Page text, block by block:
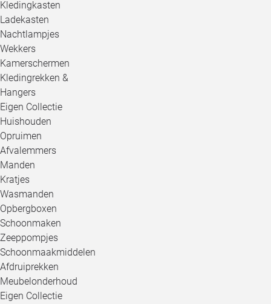
Kledingkasten
Ladekasten
Nachtlampjes
Wekkers
Kamerschermen
Kledingrekken &
Hangers
Eigen Collectie
Huishouden
Opruimen
Afvalemmers
Manden
Kratjes
Wasmanden
Opbergboxen
Schoonmaken
Zeeppompjes
Schoonmaakmiddelen
Afdruiprekken
Meubelonderhoud
Eigen Collectie